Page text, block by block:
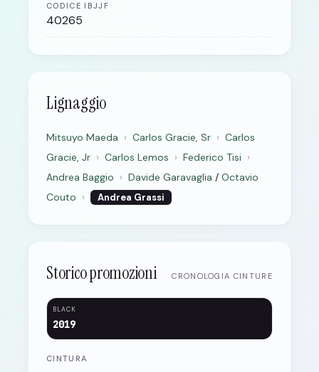
CODICE IBJJF
40265
Lignaggio
Mitsuyo Maeda › Carlos Gracie, Sr › Carlos
Gracie, Jr › Carlos Lemos › Federico Tisi ›
Andrea Baggio › Davide Garavaglia / Octavio
Couto › Andrea Grassi
Storico promozioni CRONOLOGIA CINTURE
BLACK
2019
CINTURA